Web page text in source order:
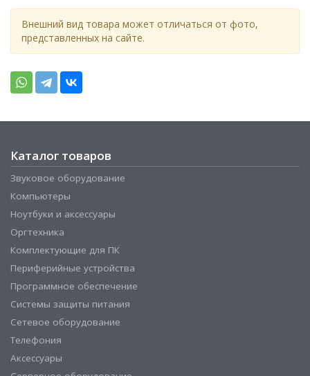
Внешний вид товара может отличаться от фото,
представленных на сайте.
Каталог товаров
Звуковое оборудование
Компьютеры
Ноутбуки и аксессуары
Оргтехника
Комплектующие для ПК
Периферийные устройства
Программное обеспечение
Системы защиты питания
Сетевое оборудование
Телефония
Аксессуары